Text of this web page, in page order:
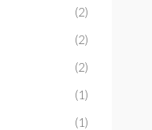
(2)
(2)
(2)
(1)
(1)